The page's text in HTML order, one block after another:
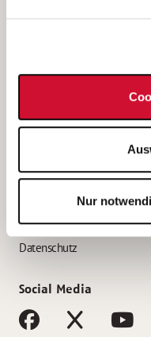
Nur
Bewerbung als
Bewerbung als Erzieher*in
AWO Gliederungen nach
Impressum
Datenschutz
Social Media